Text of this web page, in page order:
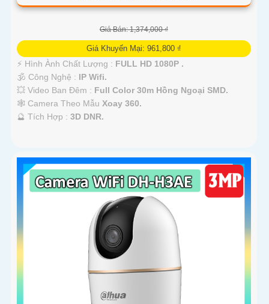
Giá Bán: 1,374,000 ₫
Giá Khuyến Mại: 961,800 ₫
️⚡ Hình Ành Chất Lượng : FULL HD 1080P .
🕉️ Công Nghệ : IP Wifi.
💥 Video Ban Đêm : Full Color 30m Hồng Ngoại SMD.
🕸️ Camera Theo Mẫu Xoay 360.
️🔮 Tích Hợp : 3D DNR.